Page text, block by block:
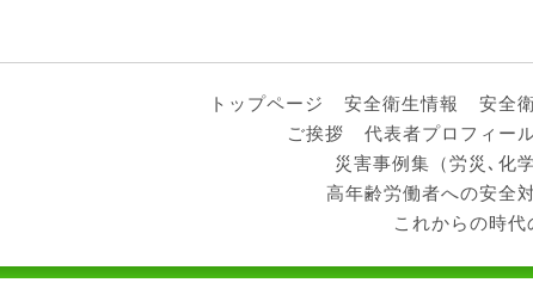
トップページ 安全衛生情報 安全
ご挨拶
代表者プロフィー
災害事例集（労災､化
高年齢労働者への安全
これからの時